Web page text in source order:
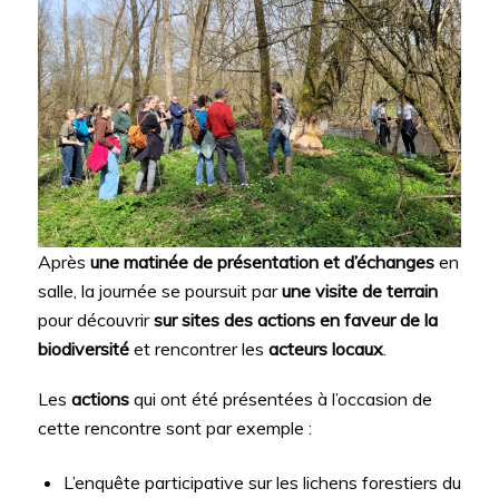
Après une matinée de présentation et d’échangesen
salle, la journée se poursuit parune visite de terrain
pour découvrirsur sites des actions en faveur de la
biodiversité et rencontrer les acteurs locaux.
Les actions qui ont été présentées à l’occasion de
cette rencontre sont par exemple :
L’enquête participative sur les lichens forestiers du